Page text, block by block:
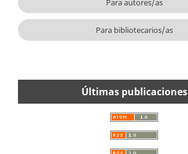
Para autores/as
Para bibliotecarios/as
Últimas publicaciones